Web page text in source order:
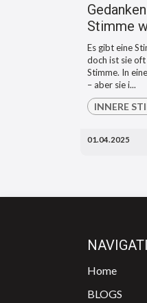
Stimme
Es gibt eine
doch ist sie oft
Stimme. In
– aber sie i...
INNERE
01.04.2025
Home
BLOGS